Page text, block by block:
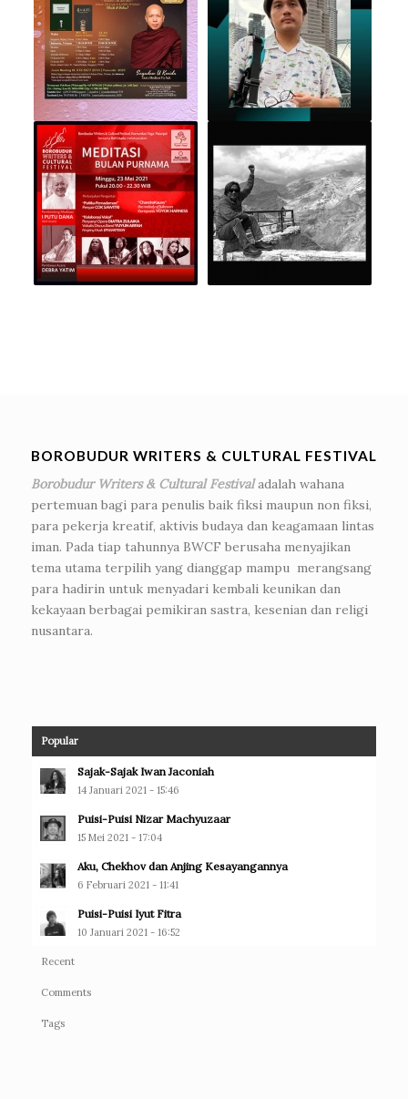
BOROBUDUR WRITERS & CULTURAL FESTIVAL
Borobudur Writers & Cultural Festivaladalah wahana
pertemuan bagi para penulis baik fiksi maupun non fiksi,
para pekerja kreatif, aktivis budaya dan keagamaan lintas
iman. Pada tiap tahunnya BWCF berusaha menyajikan
tema utama terpilih yang dianggap mampu merangsang
para hadirin untuk menyadari kembali keunikan dan
kekayaan berbagai pemikiran sastra, kesenian dan religi
nusantara.
Popular
Sajak-Sajak Iwan Jaconiah
14 Januari 2021 - 15:46
Puisi-Puisi Nizar Machyuzaar
15 Mei 2021 - 17:04
Aku, Chekhov dan Anjing Kesayangannya
6 Februari 2021 - 11:41
Puisi-Puisi Iyut Fitra
10 Januari 2021 - 16:52
Recent
Comments
Tags